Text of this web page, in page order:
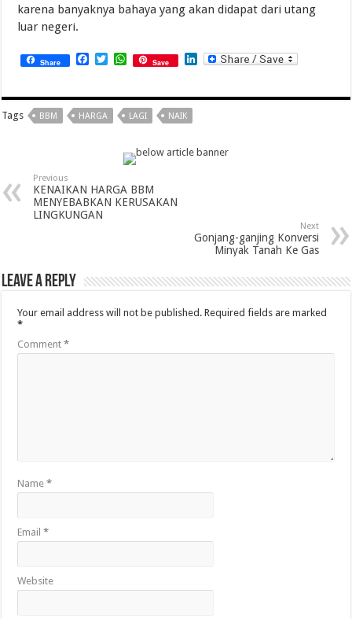
karena banyaknya bahaya yang akan didapat dari utang
luar negeri.
Share Facebook
TwitterWhatsApp
Save LinkedIn
Tags BBM HARGA LAGI NAIK
Previous
KENAIKAN HARGA BBM
MENYEBABKAN KERUSAKAN
LINGKUNGAN
Next
Gonjang-ganjing Konversi
Minyak Tanah Ke Gas
Leave a Reply
Your email address will not be published. Required fields are marked
*
Comment*
Name*
Email*
Website